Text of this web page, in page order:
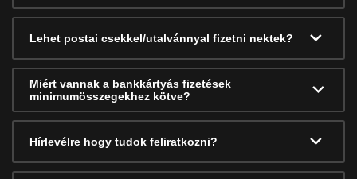
Lehet postai csekkel/utalvánnyal fizetni nektek?
Miért vannak a bankkártyás fizetések
minimumösszegekhez kötve?
Hírlevélre hogy tudok feliratkozni?